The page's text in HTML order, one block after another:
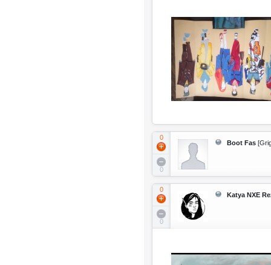
0
0
Boot Fas
0
0
Katya NXE